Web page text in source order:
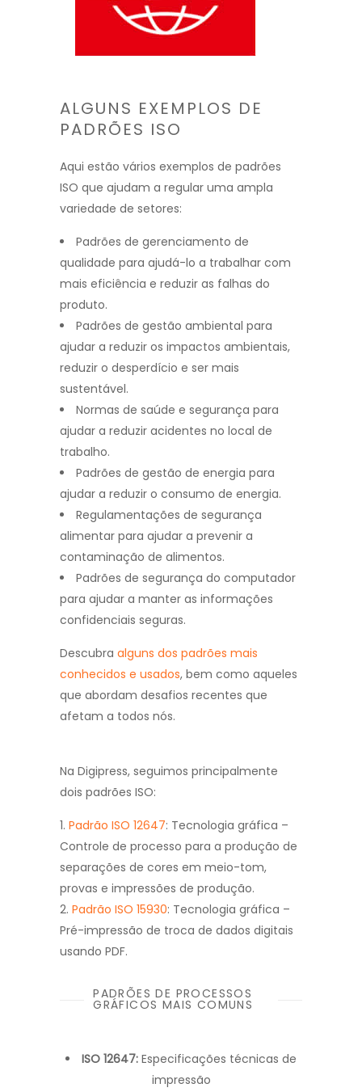
ALGUNS EXEMPLOS DE
PADRÕES ISO
Aqui estão vários exemplos de padrões
ISO que ajudam a regular uma ampla
variedade de setores:
Padrões de gerenciamento de
qualidade para ajudá-lo a trabalhar com
mais eficiência e reduzir as falhas do
produto.
Padrões de gestão ambiental para
ajudar a reduzir os impactos ambientais,
reduzir o desperdício e ser mais
sustentável.
Normas de saúde e segurança para
ajudar a reduzir acidentes no local de
trabalho.
Padrões de gestão de energia para
ajudar a reduzir o consumo de energia.
Regulamentações de segurança
alimentar para ajudar a prevenir a
contaminação de alimentos.
Padrões de segurança do computador
para ajudar a manter as informações
confidenciais seguras.
Descubra alguns dos padrões mais
conhecidos e usados, bem como aqueles
que abordam desafios recentes que
afetam a todos nós.
Na Digipress, seguimos principalmente
dois padrões ISO:
Padrão ISO 12647: Tecnologia gráfica –
Controle de processo para a produção de
separações de cores em meio-tom,
provas e impressões de produção.
Padrão ISO 15930: Tecnologia gráfica –
Pré-impressão de troca de dados digitais
usando PDF.
PADRÕES DE PROCESSOS
GRÁFICOS MAIS COMUNS
ISO 12647: Especificações técnicas de
impressão